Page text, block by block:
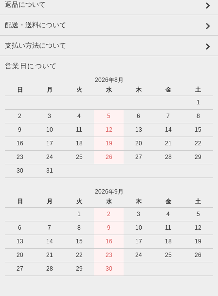
返品について
配送・送料について
支払い方法について
営業日について
2026年8月
日
月 火 水 木 金
土
1
2
3 4 5 6 7
8
9
10 11 12 13 14
15
16
17 18 19 20 21
22
23
24 25 26 27 28
29
30
31
2026年9月
日
月 火 水 木 金
土
1
2 3 4
5
6
7 8 9 10 11
12
13
14 15 16 17 18
19
20
21 22 23 24 25
26
27
28 29 30